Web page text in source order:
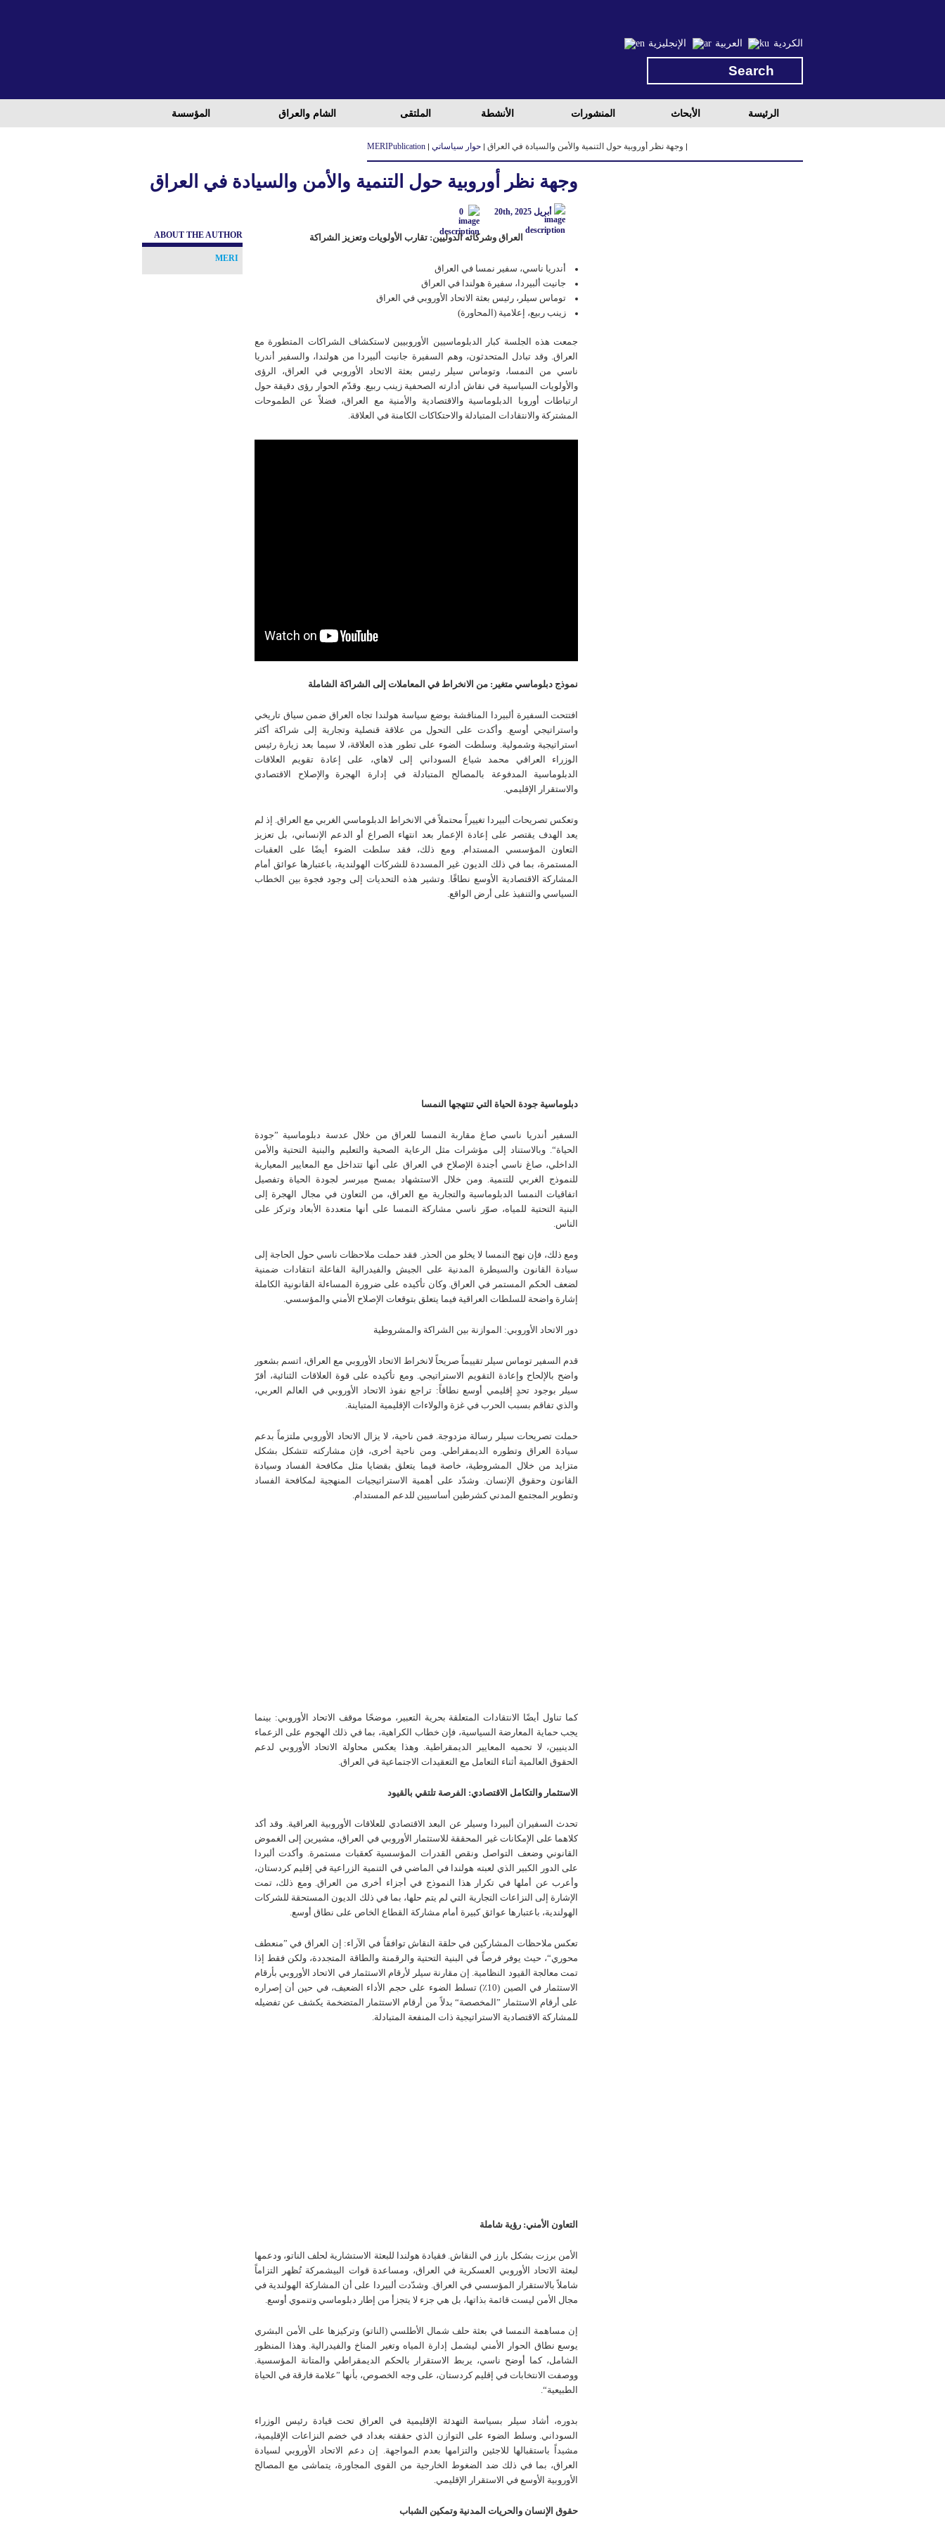
الرئيسة الأبحاث المنشورات الأنشطة الملتقی الشام والعراق المؤسسة
الإنجليزية العربية الكردية
MERIPublication حوار سياساتي وجهة نظر أوروبية حول التنمية والأمن والسيادة في العراق
وجهة نظر أوروبية حول التنمية والأمن والسيادة في العراق
أبريل 20th, 2025 0
ABOUT THE AUTHOR
MERI
العراق وشركائە الدوليین: تقارب الأولويات وتعزيز الشراكة
أندریا ناسي، سفیر نمسا في العراق
جانيت ألبيردا، سفيرة هولندا في العراق
توماس سيلر، رئيس بعثة الاتحاد الأوروبي في العراق
زینب ربیع، إعلامیة (المحاورة)
جمعت هذه الجلسة كبار الدبلوماسيين الأوروبيين لاستكشاف الشراكات المتطورة مع
العراق. وقد تبادل المتحدثون، وهم السفيرة جانيت ألبيردا من هولندا، والسفير أندريا
ناسي من النمسا، وتوماس سيلر رئيس بعثة الاتحاد الأوروبي في العراق، الرؤى
والأولويات السياسية في نقاش أدارته الصحفية زينب ربيع. وقدّم الحوار رؤى دقيقة حول
ارتباطات أوروبا الدبلوماسية والاقتصادية والأمنية مع العراق، فضلاً عن الطموحات
المشتركة والانتقادات المتبادلة والاحتكاكات الكامنة في العلاقة.
نموذج دبلوماسي متغير: من الانخراط في المعاملات إلى الشراكة الشاملة
افتتحت السفيرة ألبيردا المناقشة بوضع سياسة هولندا تجاه العراق ضمن سياق تاريخي
واستراتيجي أوسع. وأكدت على التحول من علاقة قنصلية وتجارية إلى شراكة أكثر
استراتيجية وشمولية. وسلطت الضوء على تطور هذه العلاقة، لا سيما بعد زيارة رئيس
الوزراء العراقي محمد شياع السوداني إلى لاهاي، على إعادة تقويم العلاقات
الدبلوماسية المدفوعة بالمصالح المتبادلة في إدارة الهجرة والإصلاح الاقتصادي
والاستقرار الإقليمي.
وتعكس تصريحات ألبيردا تغييراً محتملاً في الانخراط الدبلوماسي الغربي مع العراق. إذ لم
يعد الهدف يقتصر على إعادة الإعمار بعد انتهاء الصراع أو الدعم الإنساني، بل تعزيز
التعاون المؤسسي المستدام. ومع ذلك، فقد سلطت الضوء أيضًا على العقبات
المستمرة، بما في ذلك الديون غير المسددة للشركات الهولندية، باعتبارها عوائق أمام
المشاركة الاقتصادية الأوسع نطاقًا. وتشير هذه التحديات إلى وجود فجوة بين الخطاب
السياسي والتنفيذ على أرض الواقع.
دبلوماسية جودة الحياة التي تنتهجها النمسا
السفير أندريا ناسي صاغ مقاربة النمسا للعراق من خلال عدسة دبلوماسية ”جودة
الحياة“. وبالاستناد إلى مؤشرات مثل الرعاية الصحية والتعليم والبنية التحتية والأمن
الداخلي، صاغ ناسي أجندة الإصلاح في العراق على أنها تتداخل مع المعايير المعيارية
للنموذج الغربي للتنمية. ومن خلال الاستشهاد بمسح ميرسر لجودة الحياة وتفصيل
اتفاقيات النمسا الدبلوماسية والتجارية مع العراق، من التعاون في مجال الهجرة إلى
البنية التحتية للمياه، صوّر ناسي مشاركة النمسا على أنها متعددة الأبعاد وتركز على
الناس.
ومع ذلك، فإن نهج النمسا لا يخلو من الحذر. فقد حملت ملاحظات ناسي حول الحاجة إلى
سيادة القانون والسيطرة المدنية على الجيش والفيدرالية الفاعلة انتقادات ضمنية
لضعف الحكم المستمر في العراق. وكان تأكيده على ضرورة المساءلة القانونية الكاملة
إشارة واضحة للسلطات العراقية فيما يتعلق بتوقعات الإصلاح الأمني والمؤسسي.
دور الاتحاد الأوروبي: الموازنة بين الشراكة والمشروطية
قدم السفير توماس سيلر تقييماً صريحاً لانخراط الاتحاد الأوروبي مع العراق، اتسم بشعور
واضح بالإلحاح وإعادة التقويم الاستراتيجي. ومع تأكيده على قوة العلاقات الثنائية، أقرّ
سيلر بوجود تحدٍ إقليمي أوسع نطاقاً: تراجع نفوذ الاتحاد الأوروبي في العالم العربي،
والذي تفاقم بسبب الحرب في غزة والولاءات الإقليمية المتباينة.
حملت تصريحات سيلر رسالة مزدوجة. فمن ناحية، لا يزال الاتحاد الأوروبي ملتزماً بدعم
سيادة العراق وتطوره الديمقراطي. ومن ناحية أخرى، فإن مشاركته تتشكل بشكل
متزايد من خلال المشروطية، خاصة فيما يتعلق بقضايا مثل مكافحة الفساد وسيادة
القانون وحقوق الإنسان. وشدّد على أهمية الاستراتيجيات المنهجية لمكافحة الفساد
وتطوير المجتمع المدني كشرطين أساسيين للدعم المستدام.
كما تناول أيضًا الانتقادات المتعلقة بحرية التعبير، موضحًا موقف الاتحاد الأوروبي: بينما
يجب حماية المعارضة السياسية، فإن خطاب الكراهية، بما في ذلك الهجوم على الزعماء
الدينيين، لا تحميه المعايير الديمقراطية. وهذا يعكس محاولة الاتحاد الأوروبي لدعم
الحقوق العالمية أثناء التعامل مع التعقيدات الاجتماعية في العراق.
الاستثمار والتكامل الاقتصادي: الفرصة تلتقي بالقيود
تحدث السفيران ألبيردا وسيلر عن البعد الاقتصادي للعلاقات الأوروبية العراقية. وقد أكد
كلاهما على الإمكانات غير المحققة للاستثمار الأوروبي في العراق، مشيرين إلى الغموض
القانوني وضعف التواصل ونقص القدرات المؤسسية كعقبات مستمرة. وأكدت ألبردا
على الدور الكبير الذي لعبته هولندا في الماضي في التنمية الزراعية في إقليم كردستان،
وأعرب عن أملها في تكرار هذا النموذج في أجزاء أخرى من العراق. ومع ذلك، تمت
الإشارة إلى النزاعات التجارية التي لم يتم حلها، بما في ذلك الديون المستحقة للشركات
الهولندية، باعتبارها عوائق كبيرة أمام مشاركة القطاع الخاص على نطاق أوسع.
تعكس ملاحظات المشاركين في حلقة النقاش توافقاً في الآراء: إن العراق في ”منعطف
محوري“، حيث يوفر فرصاً في البنية التحتية والرقمنة والطاقة المتجددة، ولكن فقط إذا
تمت معالجة القيود النظامية. إن مقارنة سيلر لأرقام الاستثمار في الاتحاد الأوروبي بأرقام
الاستثمار في الصين (10٪) تسلط الضوء على حجم الأداء الضعيف، في حين أن إصراره
على أرقام الاستثمار ”المخصصة“ بدلاً من أرقام الاستثمار المتضخمة يكشف عن تفضيله
للمشاركة الاقتصادية الاستراتيجية ذات المنفعة المتبادلة.
التعاون الأمني: رؤية شاملة
الأمن برزت بشكل بارز في النقاش. فقيادة هولندا للبعثة الاستشارية لحلف الناتو، ودعمها
لبعثة الاتحاد الأوروبي العسكرية في العراق، ومساعدة قوات البيشمركة تُظهر التزاماً
شاملاً بالاستقرار المؤسسي في العراق. وشدّدت ألبيردا على أن المشاركة الهولندية في
مجال الأمن ليست قائمة بذاتها، بل هي جزء لا يتجزأ من إطار دبلوماسي وتنموي أوسع.
إن مساهمة النمسا في بعثة حلف شمال الأطلسي (الناتو) وتركيزها على الأمن البشري
يوسع نطاق الحوار الأمني ليشمل إدارة المياه وتغير المناخ والفيدرالية. وهذا المنظور
الشامل، كما أوضح ناسي، يربط الاستقرار بالحكم الديمقراطي والمتانة المؤسسية.
ووصفت الانتخابات في إقليم كردستان، على وجه الخصوص، بأنها ”علامة فارقة في الحياة
الطبيعية“.
بدوره، أشاد سيلر بسياسة التهدئة الإقليمية في العراق تحت قيادة رئيس الوزراء
السوداني. وسلط الضوء على التوازن الذي حققته بغداد في خضم النزاعات الإقليمية،
مشيداً باستقبالها للاجئين والتزامها بعدم المواجهة. إن دعم الاتحاد الأوروبي لسيادة
العراق، بما في ذلك ضد الضغوط الخارجية من القوى المجاورة، يتماشى مع المصالح
الأوروبية الأوسع في الاستقرار الإقليمي.
حقوق الإنسان والحريات المدنية وتمكين الشباب